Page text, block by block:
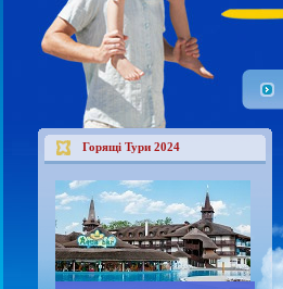
Горящі Тури 2024